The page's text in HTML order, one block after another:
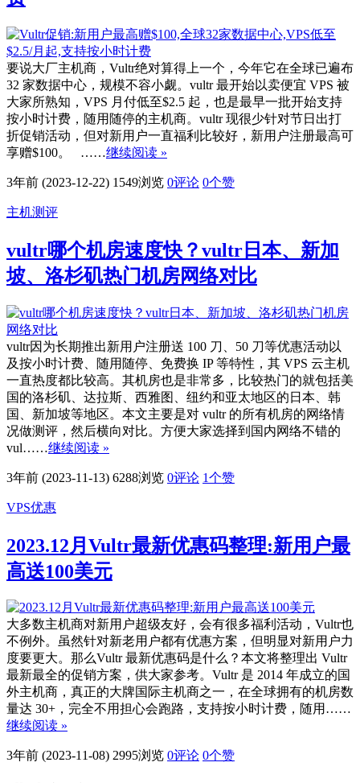
要说大厂主机商，Vultr绝对算得上一个，今年它在全球已遍布
32 家数据中心，规模不容小觑。vultr 最开始以卖便宜 VPS 被
大家所熟知，VPS 月付低至$2.5 起，也是最早一批开始支持
按小时计费，随用随停的主机商。vultr 现很少针对节日出打
折促销活动，但对新用户一直福利比较好，新用户注册最高可
享赠$100。 ……继续阅读 »
3年前 (2023-12-22) 1549浏览 0评论 0个赞
主机测评
vultr哪个机房速度快？vultr日本、新加
坡、洛杉矶热门机房网络对比
vultr因为长期推出新用户注册送 100 刀、50 刀等优惠活动以
及按小时计费、随用随停、免费换 IP 等特性，其 VPS 云主机
一直热度都比较高。其机房也是非常多，比较热门的就包括美
国的洛杉矶、达拉斯、西雅图、纽约和亚太地区的日本、韩
国、新加坡等地区。本文主要是对 vultr 的所有机房的网络情
况做测评，然后横向对比。方便大家选择到国内网络不错的
vul……继续阅读 »
3年前 (2023-11-13) 6288浏览 0评论 1个赞
VPS优惠
2023.12月Vultr最新优惠码整理:新用户最
高送100美元
大多数主机商对新用户超级友好，会有很多福利活动，Vultr也
不例外。虽然针对新老用户都有优惠方案，但明显对新用户力
度要更大。那么Vultr 最新优惠码是什么？本文将整理出 Vultr
最新最全的促销方案，供大家参考。Vultr 是 2014 年成立的国
外主机商，真正的大牌国际主机商之一，在全球拥有的机房数
量达 30+，完全不用担心会跑路，支持按小时计费，随用……
继续阅读 »
3年前 (2023-11-08) 2995浏览 0评论 0个赞